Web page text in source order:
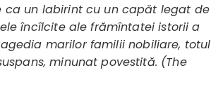
ca un labirint cu un capăt legat de
încîlcite ale frămîntatei istorii a
marilor familii nobiliare, totul
minunat povestită. (The